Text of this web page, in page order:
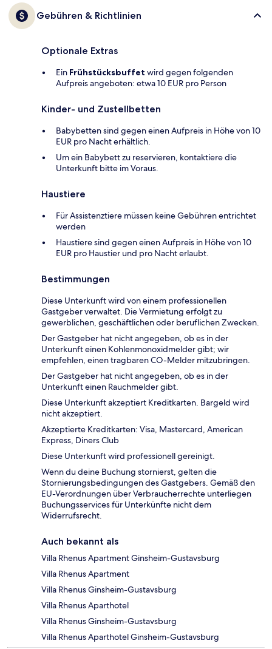
Gebühren & Richtlinien
Optionale Extras
Ein Frühstücksbuffet wird gegen folgenden
Aufpreis angeboten: etwa 10 EUR pro Person
Kinder- und Zustellbetten
Babybetten sind gegen einen Aufpreis in Höhe von 10
EUR pro Nacht erhältlich.
Um ein Babybett zu reservieren, kontaktiere die
Unterkunft bitte im Voraus.
Haustiere
Für Assistenztiere müssen keine Gebühren entrichtet
werden
Haustiere sind gegen einen Aufpreis in Höhe von 10
EUR pro Haustier und pro Nacht erlaubt.
Bestimmungen
Diese Unterkunft wird von einem professionellen
Gastgeber verwaltet. Die Vermietung erfolgt zu
gewerblichen, geschäftlichen oder beruflichen Zwecken.
Der Gastgeber hat nicht angegeben, ob es in der
Unterkunft einen Kohlenmonoxidmelder gibt; wir
empfehlen, einen tragbaren CO-Melder mitzubringen.
Der Gastgeber hat nicht angegeben, ob es in der
Unterkunft einen Rauchmelder gibt.
Diese Unterkunft akzeptiert Kreditkarten. Bargeld wird
nicht akzeptiert.
Akzeptierte Kreditkarten: Visa, Mastercard, American
Express, Diners Club
Diese Unterkunft wird professionell gereinigt.
Wenn du deine Buchung stornierst, gelten die
Stornierungsbedingungen des Gastgebers. Gemäß den
EU-Verordnungen über Verbraucherrechte unterliegen
Buchungsservices für Unterkünfte nicht dem
Widerrufsrecht.
Auch bekannt als
Villa Rhenus Apartment Ginsheim-Gustavsburg
Villa Rhenus Apartment
Villa Rhenus Ginsheim-Gustavsburg
Villa Rhenus Aparthotel
Villa Rhenus Ginsheim-Gustavsburg
Villa Rhenus Aparthotel Ginsheim-Gustavsburg